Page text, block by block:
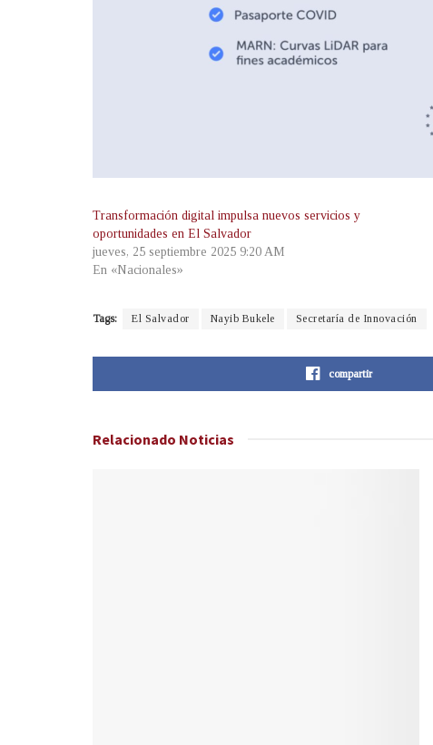
Transformación digital impulsa nuevos servicios y
oportunidades en El Salvador
jueves, 25 septiembre 2025 9:20 AM
En «Nacionales»
Tags: El Salvador Nayib Bukele Secretaría de Innovación
compartir
Relacionado Noticias